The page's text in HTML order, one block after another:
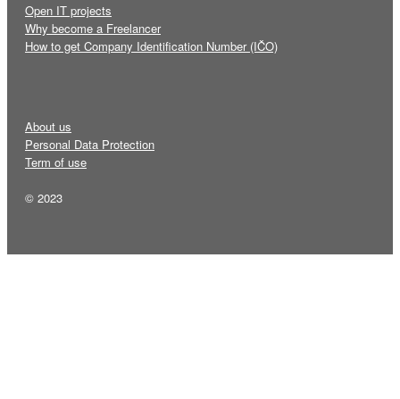
Open IT projects
Why become a Freelancer
How to get Company Identification Number (IČO)
About us
Personal Data Protection
Term of use
© 2023